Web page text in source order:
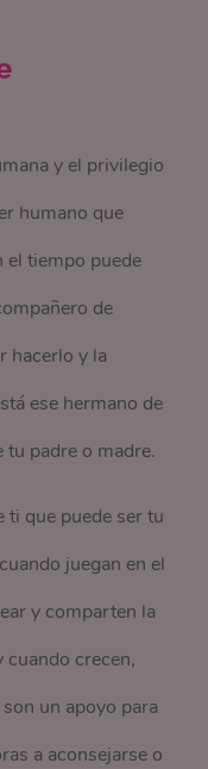
y el privilegio
humano que
el tiempo puede
de
hacerlo y la
ese hermano de
tu padre o madre.
ti que puede ser tu
juegan en el
y comparten la
crecen,
un apoyo para
a aconsejarse o